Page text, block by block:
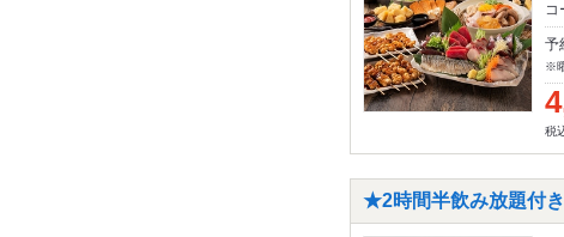
コ
予
※
税
★2時間半飲み放題付